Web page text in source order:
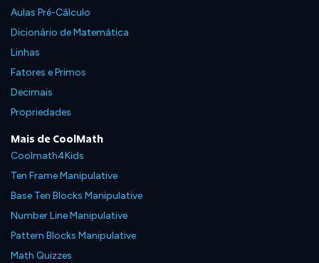
Aulas Pré-Cálculo
Dicionário de Matemática
Linhas
Fatores e Primos
Decimais
Propriedades
Mais de CoolMath
Coolmath4Kids
Ten Frame Manipulative
Base Ten Blocks Manipulative
Number Line Manipulative
Pattern Blocks Manipulative
Math Quizzes